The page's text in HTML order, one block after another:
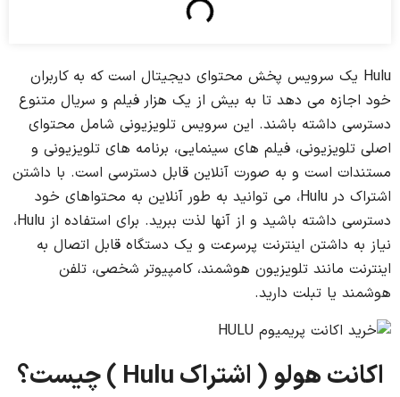
Hulu یک سرویس پخش محتوای دیجیتال است که به کاربران
خود اجازه می دهد تا به بیش از یک هزار فیلم و سریال متنوع
دسترسی داشته باشند. این سرویس تلویزیونی شامل محتوای
اصلی تلویزیونی، فیلم های سینمایی، برنامه های تلویزیونی و
مستندات است و به صورت آنلاین قابل دسترسی است. با داشتن
اشتراک در Hulu، می توانید به طور آنلاین به محتواهای خود
دسترسی داشته باشید و از آنها لذت ببرید. برای استفاده از Hulu،
نیاز به داشتن اینترنت پرسرعت و یک دستگاه قابل اتصال به
اینترنت مانند تلویزیون هوشمند، کامپیوتر شخصی، تلفن
هوشمند یا تبلت دارید.
اکانت هولو ( اشتراک Hulu ) چیست؟